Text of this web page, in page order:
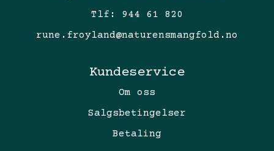
Tlf: 944 61 820
rune.froyland@naturensmangfold.no
Kundeservice
Om oss
Salgsbetingelser
Betaling